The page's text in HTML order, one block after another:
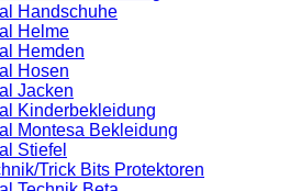
Handschuhe
Helme
Hemden
Hosen
Jacken
Kinderbekleidung
Montesa Bekleidung
Stiefel
Trick Bits Protektoren